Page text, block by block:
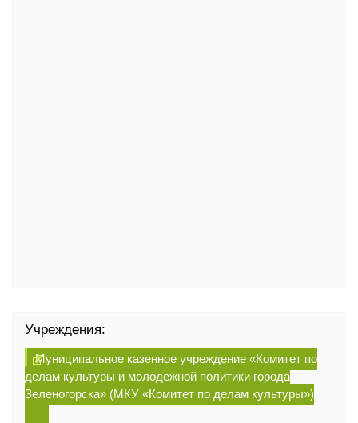
Учреждения:
Муниципальное казенное учреждение «Комитет по
делам культуры и молодежной политики города
Зеленогорска» (МКУ «Комитет по делам культуры»)